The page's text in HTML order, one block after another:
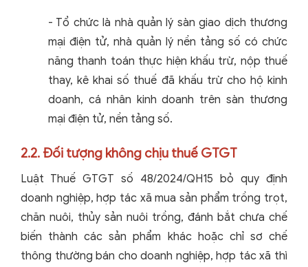
- Tổ chức là nhà quản lý sàn giao dịch thương
mại điện tử, nhà quản lý nền tảng số có chức
năng thanh toán thực hiện khấu trừ, nộp thuế
thay, kê khai số thuế đã khấu trừ cho hộ kinh
doanh, cá nhân kinh doanh trên sàn thương
mại điện tử, nền tảng số.
2.2. Đối tượng không chịu thuế GTGT
Luật Thuế GTGT số 48/2024/QH15 bỏ quy định
doanh nghiệp, hợp tác xã mua sản phẩm trồng trọt,
chăn nuôi, thủy sản nuôi trồng, đánh bắt chưa chế
biến thành các sản phẩm khác hoặc chỉ sơ chế
thông thường bán cho doanh nghiệp, hợp tác xã thì